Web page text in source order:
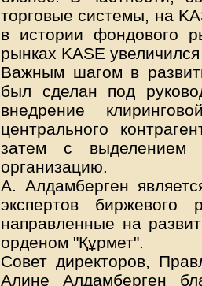
торговые системы, на
в истории фондового
рынках KASE
Важным шагом в
был сделан под
внедрение
центрального
затем с выделением
организацию.
А. Алдамберген
экспертов биржевого
направленные на
орденом "Құрмет".
Совет директоров,
Алине Алдамберген